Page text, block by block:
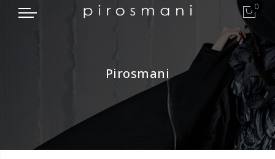
0
Pirosmani